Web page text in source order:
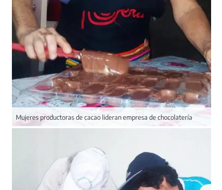
Mujeres productoras de cacao lideran empresa de chocolatería